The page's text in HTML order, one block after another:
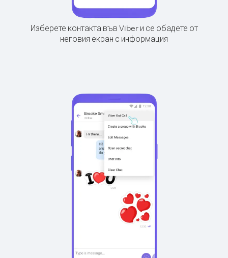
Изберете контакта във Viber и се обадете от
неговия екран с информация